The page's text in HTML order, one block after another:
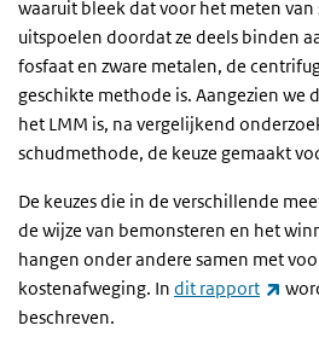
waaruit bleek dat voor het meten
uitspoelen doordat ze deels binden
fosfaat en zware metalen, de
geschikte methode is. Aangezien we
het LMM is, na vergelijkend
schudmethode, de keuze gemaakt
De keuzes die in de verschillende
de wijze van bemonsteren en het
hangen onder andere samen met
kostenafweging. In dit rapport
beschreven.